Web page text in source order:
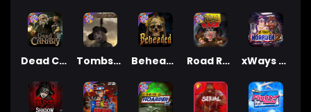
Beheaded
Tombstone RIP Road Rage xWays Hoarder 2
Dead Canary